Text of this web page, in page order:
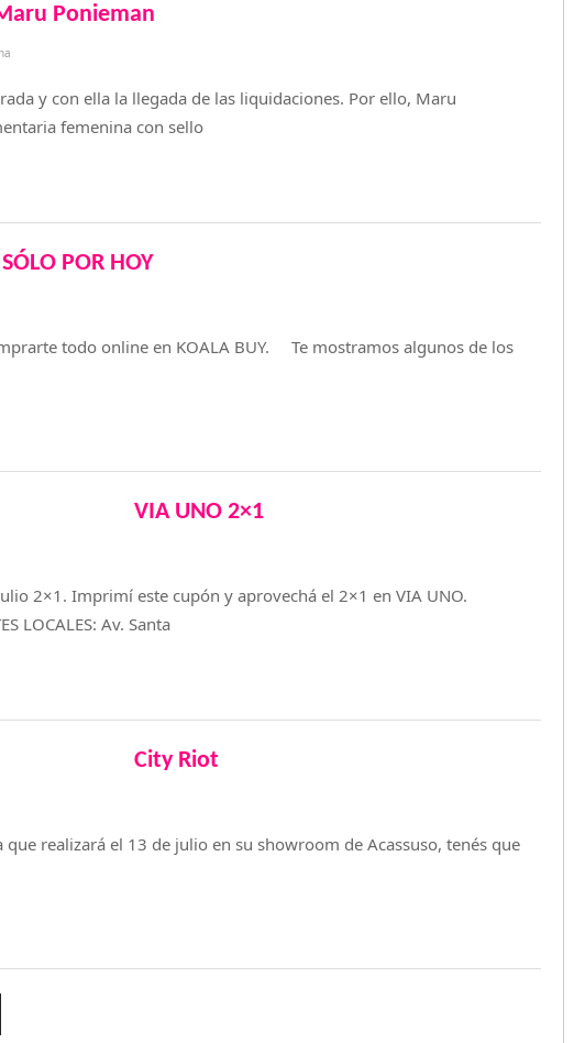
Ponieman
y con ella la llegada de las liquidaciones. Por ello, Maru
femenina con sello
SÓLO POR HOY
todo online en KOALA BUY. Te mostramos algunos de los
VIA UNO 2×1
2×1. Imprimí este cupón y aprovechá el 2×1 en VIA UNO.
LOCALES: Av. Santa
City Riot
realizará el 13 de julio en su showroom de Acassuso, tenés que